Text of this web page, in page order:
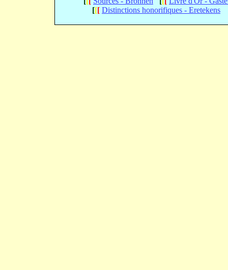
[[[ Distinctions honorifiques - Eretekens